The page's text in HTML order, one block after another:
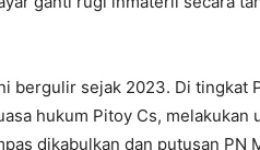
bergulir sejak 2023. Di tingkat
hukum Pitoy Cs,
dikabulkan dan putusan PN